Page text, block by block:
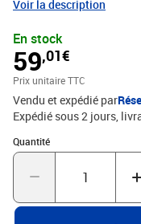
bois d'ingénierie, ce qui
stockage pour garder
multimédia bien
permet d'explorer des
quitter votre chambre.
chiffon humide. Notre
: chêne sonomaMatériau
106 cm (l x P x H)Avec 7
noter : Les vis et les
incluses. Recherchez et
professionnel. Lisez et
Voir la description
En stock
59,01€
Prix unitaire TTC
Vendu et expédié par
Expédié sous 2 jours
Quantité
Quantité : 1